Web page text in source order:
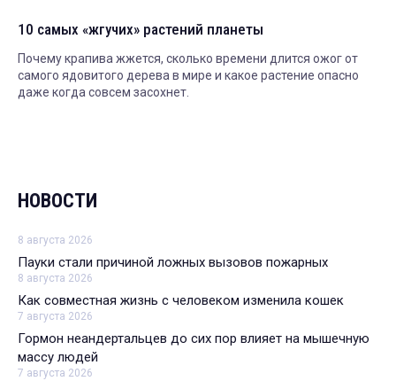
10 самых «жгучих» растений планеты
Почему крапива жжется, сколько времени длится ожог от
самого ядовитого дерева в мире и какое растение опасно
даже когда совсем засохнет.
НОВОСТИ
8 августа 2026
Пауки стали причиной ложных вызовов пожарных
8 августа 2026
Как совместная жизнь с человеком изменила кошек
7 августа 2026
Гормон неандертальцев до сих пор влияет на мышечную
массу людей
7 августа 2026